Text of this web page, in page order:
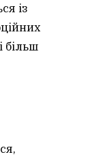
із
більш